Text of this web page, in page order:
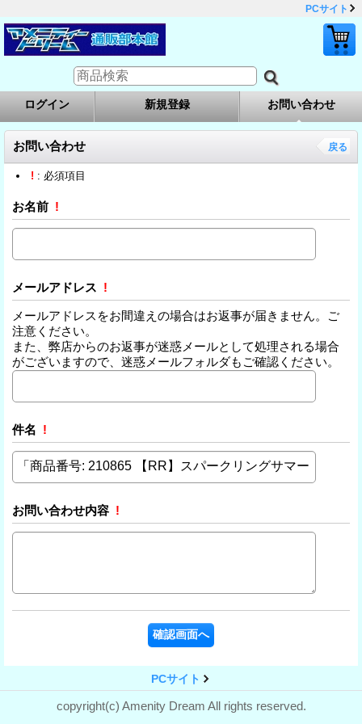
PCサイト
ログイン 新規登録 お問い合わせ
お問い合わせ 戻る
! : 必須項目
お名前 !
メールアドレス !
メールアドレスをお間違えの場合はお返事が届きません。ご
注意ください。
また、弊店からのお返事が迷惑メールとして処理される場合
がございますので、迷惑メールフォルダもご確認ください。
件名 !
お問い合わせ内容 !
PCサイト
copyright(c) Amenity Dream All rights reserved.